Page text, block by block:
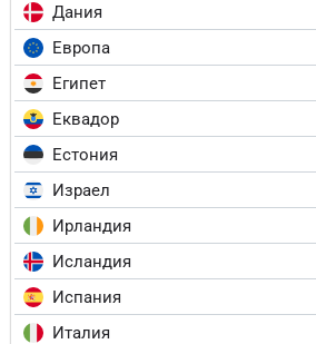
Дания
Европа
Египет
Еквадор
Естония
Израел
Ирландия
Исландия
Испания
Италия